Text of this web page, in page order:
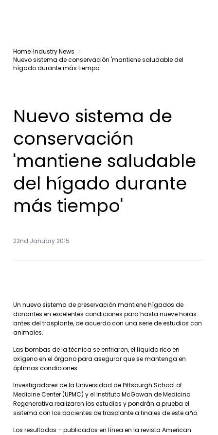
Home Industry News
Nuevo sistema de conservación 'mantiene saludable del
hígado durante más tiempo'
Nuevo sistema de
conservación
'mantiene saludable
del hígado durante
más tiempo'
22nd January 2015
Un nuevo sistema de preservación mantiene hígados de
donantes en excelentes condiciones para hasta nueve horas
antes del trasplante, de acuerdo con una serie de estudios con
animales.
Las bombas de la técnica se enfriaron, el líquido rico en
oxígeno en el órgano para asegurar que se mantenga en
óptimas condiciones.
Investigadores de la Universidad de Pittsburgh School of
Medicine Center (UPMC) y el Instituto McGowan de Medicina
Regenerativa realizaron los estudios y pondrán a prueba el
sistema con los pacientes de trasplante a finales de este año.
Los resultados – publicados en línea en la revista American